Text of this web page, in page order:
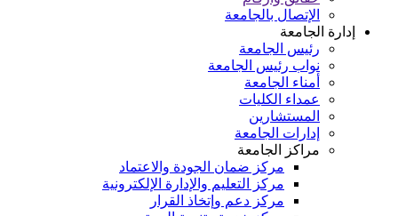
الإتصال بالجامعة
إدارة الجامعة
رئيس الجامعة
نواب رئيس الجامعة
أمناء الجامعة
عمداء الكليات
المستشارين
إدارات الجامعة
مراكز الجامعة
مركز ضمان الجودة والاعتماد
مركز التعليم والإدارة الإلكترونية
مركز دعم وإتخاذ القرار